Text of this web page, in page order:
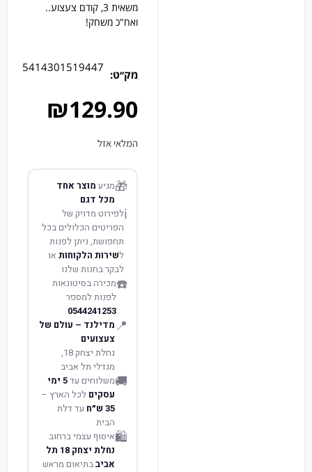
משאית 3, קודם צעצוע..
ואח"כ משחק!
מק׳׳ט:
5414301519447
₪129.90
המלאי אזל
🎁מגיע מוצר אחד
מכל דגם
ℹ️לפירוט מדויק של
הפריטים הכלולים בכל
תחפושת, ניתן לפנות
לשירות הלקוחות או
לבקר בחנות שלנו
☎️מכירה בסיטונאות
לפנות למספר
0544241253
📍 מדילנד – עולם של
צעצועים
נחלת יצחק 18,
מגדלי תל אביב
🚚משלוחים עד 5 ימי
עסקים לכל הארץ –
35 ש״ח
עד דלת
הבית
🛍️איסוף עצמי ברחוב
נחלת יצחק 18 תל
אביבבתיאום מראש